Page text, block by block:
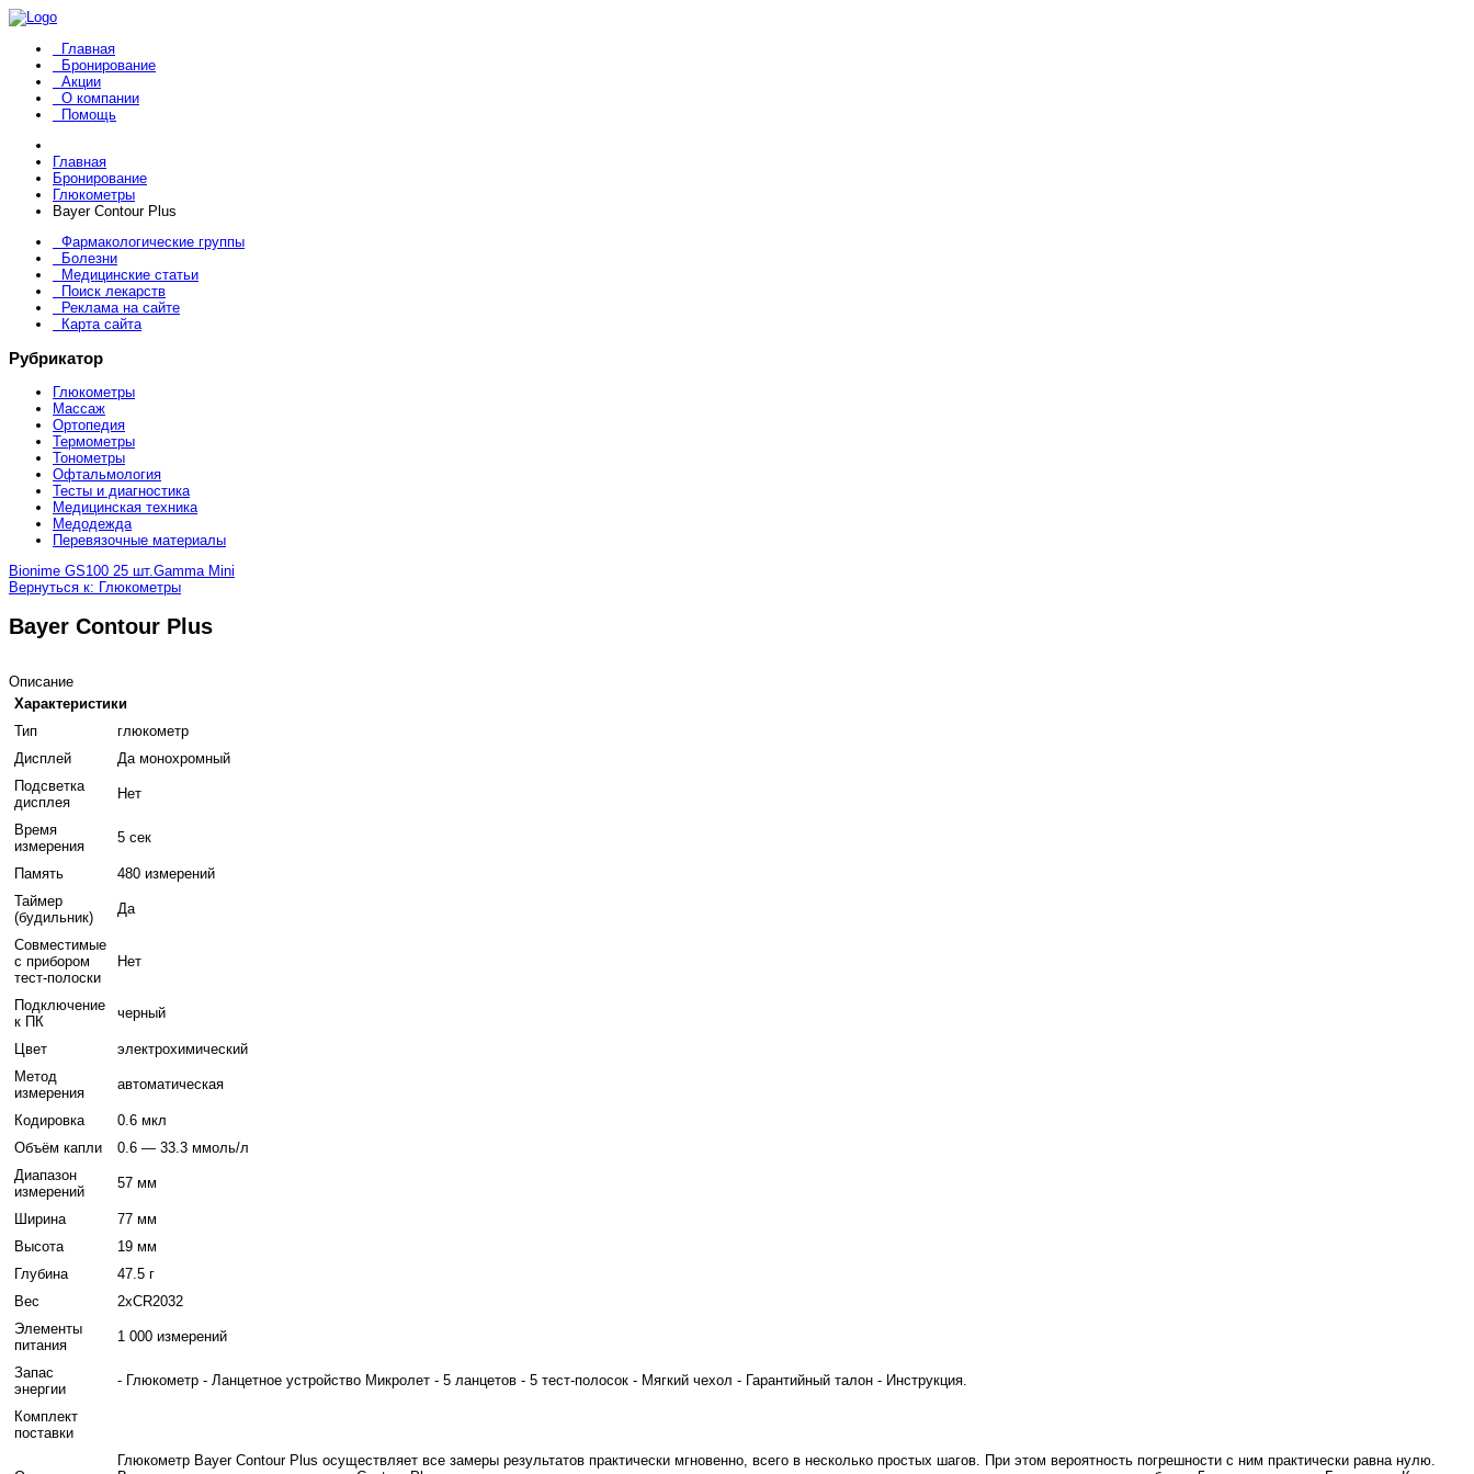
Главная
Бронирование
Акции
О компании
Помощь
Главная
Бронирование
Глюкометры
Bayer Contour Plus
Фармакологические группы
Болезни
Медицинские статьи
Поиск лекарств
Реклама на сайте
Карта сайта
Рубрикатор
Глюкометры
Массаж
Ортопедия
Термометры
Тонометры
Офтальмология
Тесты и диагностика
Медицинская техника
Медодежда
Перевязочные материалы
Bionime GS100 25 шт.Gamma Mini
Вернуться к: Глюкометры
Bayer Contour Plus
Описание
Характеристики
Тип
глюкометр
Дисплей
Да монохромный
Подсветка
дисплея
Нет
Время
измерения
5 сек
Память
480 измерений
Таймер
(будильник)
Да
Совместимые
с прибором
тест-полоски
Нет
Подключение
к ПК
черный
Цвет
электрохимический
Метод
измерения
автоматическая
Кодировка
0.6 мкл
Объём капли
0.6 — 33.3 ммоль/л
Диапазон
измерений
57 мм
Ширина
77 мм
Высота
19 мм
Глубина
47.5 г
Вес
2xCR2032
Элементы
питания
1 000 измерений
Запас
энергии
- Глюкометр - Ланцетное устройство Микролет - 5 ланцетов - 5 тест-полосок - Мягкий чехол - Гарантийный талон - Инструкция.
Комплект
поставки
Глюкометр Bayer Contour Plus осуществляет все замеры результатов практически мгновенно, всего в несколько простых шагов. При этом вероятность погрешности с ним практически равна нулю.